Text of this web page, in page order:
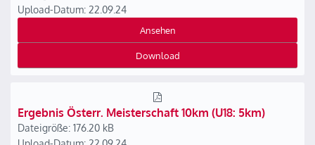
Upload-Datum: 22.09.24
Ansehen
Download
Ergebnis Österr. Meisterschaft 10km (U18: 5km)
Dateigröße: 176.20 kB